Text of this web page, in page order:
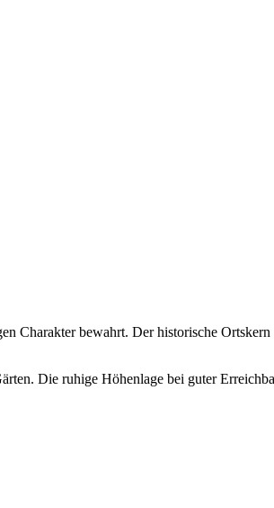
Charakter bewahrt. Der historische
Die ruhige Höhenlage bei guter